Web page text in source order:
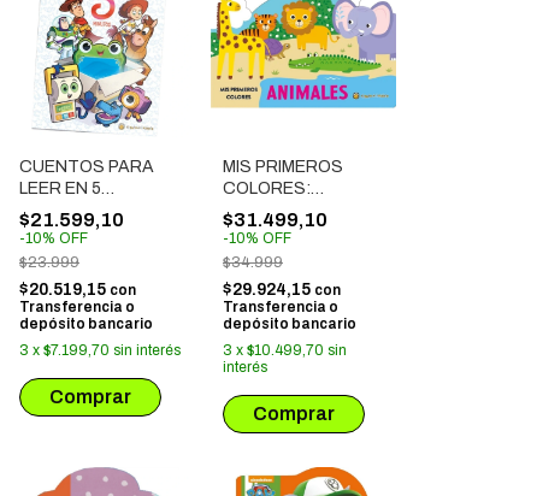
CUENTOS PARA
LEER EN 5
MINUTOS: TOY
STORY 5
$21.599,10
-10% OFF
$23.999
$20.519,15 con
Transferencia o
depósito bancario
3 x $7.199,70 sin interés
MIS PRIMEROS
COLORES:
ANIMALES
$31.499,10
-10% OFF
$34.999
$29.924,15 con
Transferencia o
depósito bancario
3 x $10.499,70 sin
interés